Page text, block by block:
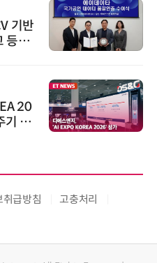
기반
등급
20
기 아
취급방침
고충처리